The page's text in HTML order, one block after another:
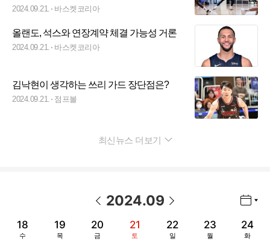
싶다”
2024.09.21. 바스켓코리아
올랜도, 석스와 연장계약 체결 가능성 거론
2024.09.21. 바스켓코리아
김낙현이 생각하는 쓰리 가드 장단점은?
2024.09.21. 점프볼
최신뉴스 더보기
2024.09
18
수
19
목
20
금
21
토
22
일
23
월
24
화